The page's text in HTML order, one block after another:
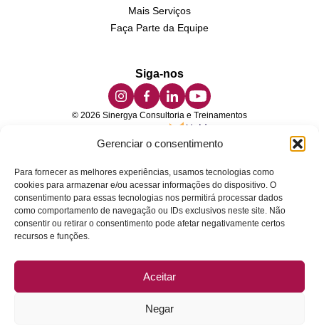
Gerenciar o consentimento
Para fornecer as melhores experiências, usamos tecnologias como
cookies para armazenar e/ou acessar informações do dispositivo. O
consentimento para essas tecnologias nos permitirá processar dados
como comportamento de navegação ou IDs exclusivos neste site. Não
consentir ou retirar o consentimento pode afetar negativamente certos
recursos e funções.
Aceitar
Negar
Mais Serviços
Faça Parte da Equipe
Siga-nos
© 2026 Sinergya Consultoria e Treinamentos
ASinergya Business Schoolé a divisão de educação da
SINERGYA TREINAMENTOS LTDA — pós-graduação,
micro-certificações e cursos livres em sustentabilidade,
gestão e ESG.
SINERGYA TREINAMENTOS LTDA
CNPJ: 36.692.255/0001-00 · Rua Casa dos Mouros, 116, Socorro, São
Paulo - SP, 04763-240, Brasil